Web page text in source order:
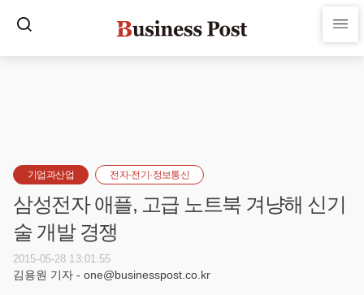
기업과산업 전자·전기·정보통신
삼성전자 애플, 고급 노트북 겨냥해 신기
술 개발 경쟁
2015-05-28 13:01:55
김용원 기자 - one@businesspost.co.kr